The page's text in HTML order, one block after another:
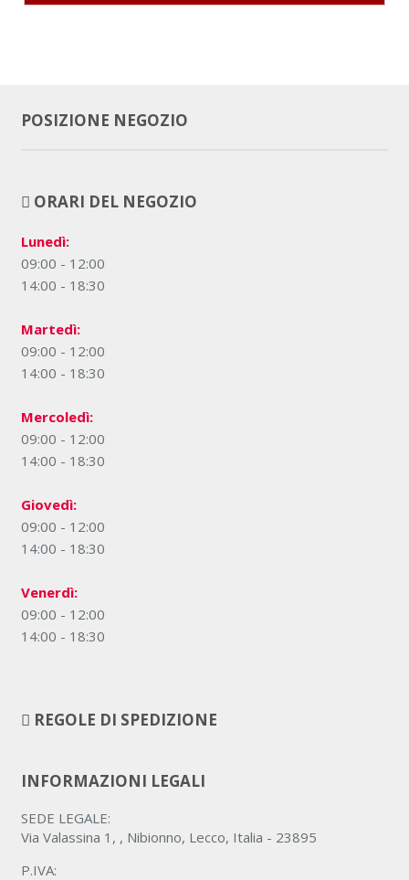
POSIZIONE NEGOZIO
ORARI DEL NEGOZIO
Lunedì:
09:00 - 12:00
14:00 - 18:30
Martedì:
09:00 - 12:00
14:00 - 18:30
Mercoledì:
09:00 - 12:00
14:00 - 18:30
Giovedì:
09:00 - 12:00
14:00 - 18:30
Venerdì:
09:00 - 12:00
14:00 - 18:30
REGOLE DI SPEDIZIONE
INFORMAZIONI LEGALI
SEDE LEGALE:
Via Valassina 1, , Nibionno, Lecco, Italia - 23895
P.IVA: